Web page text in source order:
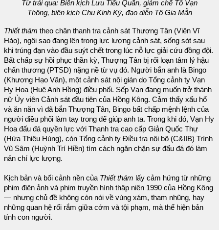
Từ trái qua: Biên kịch Lưu Tiểu Quần, giám chế Tô Vạn
Thông, biên kịch Chu Kinh Kỳ, đạo diễn Tô Gia Mẫn
Thiết thám theo chân thanh tra cảnh sát Thượng Tân (Viên Vĩ
Hào), ngôi sao đang lên trong lực lượng cảnh sát, sống sót sau
khi trúng đạn vào đầu suýt chết trong lúc nỗ lực giải cứu đồng đội.
Bất chấp sự hồi phục thần kỳ, Thượng Tân bị rối loạn tâm lý hậu
chấn thương (PTSD) nặng nề từ vụ đó. Người bắn anh là Bingo
(Khương Hạo Văn), một cảnh sát nội gián do Tổng cảnh ty Vạn
Hy Hoa (Huệ Anh Hồng) điều phối. Sếp Vạn đang muốn trở thành
nữ Ủy viên Cảnh sát đầu tiên của Hồng Kông. Cảm thấy xấu hổ
và ăn năn vì đã bắn Thượng Tân, Bingo bất chấp mệnh lệnh của
người điều phối làm tay trong để giúp anh ta. Trong khi đó, Vạn Hy
Hoa đấu đá quyền lực với Thanh tra cao cấp Giản Quốc Thự
(Hứa Thiệu Hùng), còn Tổng cảnh ty Điều tra nội bộ (C&IIB) Trình
Vũ Sâm (Huỳnh Trí Hiền) tìm cách ngăn chặn sự đấu đá đó làm
nản chí lực lượng.
Kịch bản và bối cảnh nền của Thiết thám lấy cảm hứng từ những
phim điện ảnh và phim truyền hình thập niên 1990 của Hồng Kông
— nhưng chủ đề không còn nói về vùng xám, tham nhũng, hay
những quan hệ rối rắm giữa cớm và tội phạm, mà thể hiện bản
tính con người.